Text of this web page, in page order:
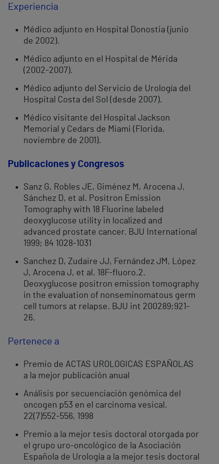
Experiencia
Médico adjunto en Hospital Donostia (junio
de 2002).
Médico adjunto en el Hospital de Mérida
(2002-2007).
Médico adjunto del Servicio de Urología del
Hospital Costa del Sol (desde 2007).
Médico visitante del Hospital Jackson
Memorial y Cedars de Miami (Florida,
noviembre de 2001).
Publicaciones y Congresos
Sanz G, Robles JE, Giménez M, Arocena J,
Sánchez D, et al. Positron Emission
Tomography with 18 Fluorine labeled
deoxyglucose utility in localized and
advanced prostate cancer. BJU International
1999; 84 1028-1031
Sanchez D, Zudaire JJ, Fernández JM, López
J, Arocena J, et al. 18F-fluoro.2.
Deoxyglucose positron emission tomography
in the evaluation of nonseminomatous germ
cell tumors at relapse. BJU int 200289;921-
26.
Pertenece a
Premio de ACTAS UROLOGICAS ESPAÑOLAS
a la mejor publicación anual
Análisis por secuenciación genómica del
oncogen p53 en el carcinoma vesical.
22(7)552-556, 1998
Premio a la mejor tesis doctoral otorgada por
el grupo uro-oncológico de la Asociación
Española de Urología a la mejor tesis doctoral